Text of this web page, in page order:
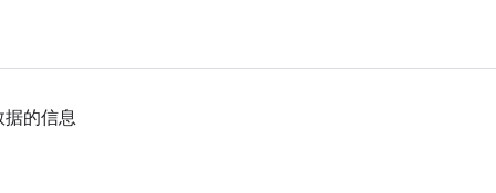
据的信息